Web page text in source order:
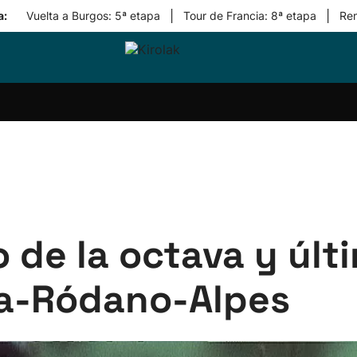
Vuelta a Burgos: 5ª etapa Tour de Francia: 8ª etapa
Equipos
de la octava y
Ródano-Alpes